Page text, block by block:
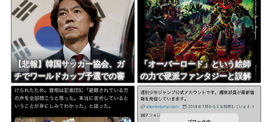
いの？
【悲報】韓国サッカー協会、ガ
チでワールドカップ予選での審
判への性接待がバレ大炎上大騒
ぎにｗｗｗｗｗｗｗｗ
「オーバーロード」という絵師
の力で硬派ファンタジーと誤解
させ人気出たなろう作品ｗｗｗ
ｗｗｗｗｗｗ